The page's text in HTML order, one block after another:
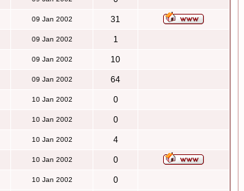
09 Jan 2002 31
09 Jan 2002 1
09 Jan 2002 10
09 Jan 2002 64
10 Jan 2002 0
10 Jan 2002 0
10 Jan 2002 4
10 Jan 2002 0
10 Jan 2002 0